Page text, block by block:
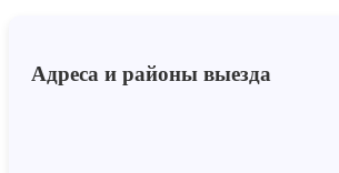
Адреса и районы выезда